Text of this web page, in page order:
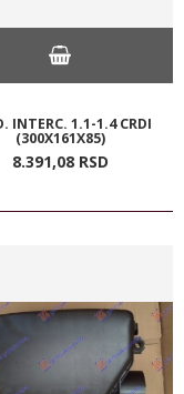
INTERC. 1.1-1.4 CRDI
(300X161X85)
8.391,08 RSD